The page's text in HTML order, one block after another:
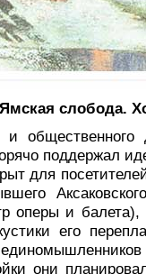
слобода.
и
поддержал
для
оперы и
его
они